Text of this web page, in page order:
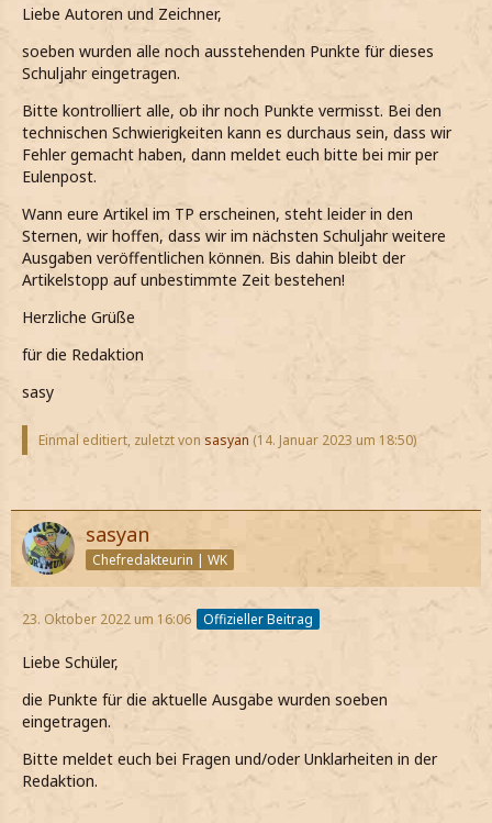
Liebe Autoren und Zeichner,
soeben wurden alle noch ausstehenden Punkte für dieses
Schuljahr eingetragen.
Bitte kontrolliert alle, ob ihr noch Punkte vermisst. Bei den
technischen Schwierigkeiten kann es durchaus sein, dass wir
Fehler gemacht haben, dann meldet euch bitte bei mir per
Eulenpost.
Wann eure Artikel im TP erscheinen, steht leider in den
Sternen, wir hoffen, dass wir im nächsten Schuljahr weitere
Ausgaben veröffentlichen können. Bis dahin bleibt der
Artikelstopp auf unbestimmte Zeit bestehen!
Herzliche Grüße
für die Redaktion
sasy
Einmal editiert, zuletzt von sasyan (14. Januar 2023 um 18:50)
sasyan
Chefredakteurin | WK
23. Oktober 2022 um 16:06 Offizieller Beitrag
Liebe Schüler,
die Punkte für die aktuelle Ausgabe wurden soeben
eingetragen.
Bitte meldet euch bei Fragen und/oder Unklarheiten in der
Redaktion.